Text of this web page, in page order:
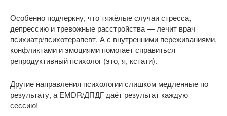
Особенно подчеркну, что тяжёлые случаи стресса,
депрессию и тревожные расстройства — лечит врач
психиатр/психотерапевт. А с внутренними переживаниями,
конфликтами и эмоциями помогает справиться
репродуктивный психолог (это, я, кстати).
Другие направления психологии слишком медленные по
результату, а EMDR/ДПДГ даёт результат каждую
сессию!